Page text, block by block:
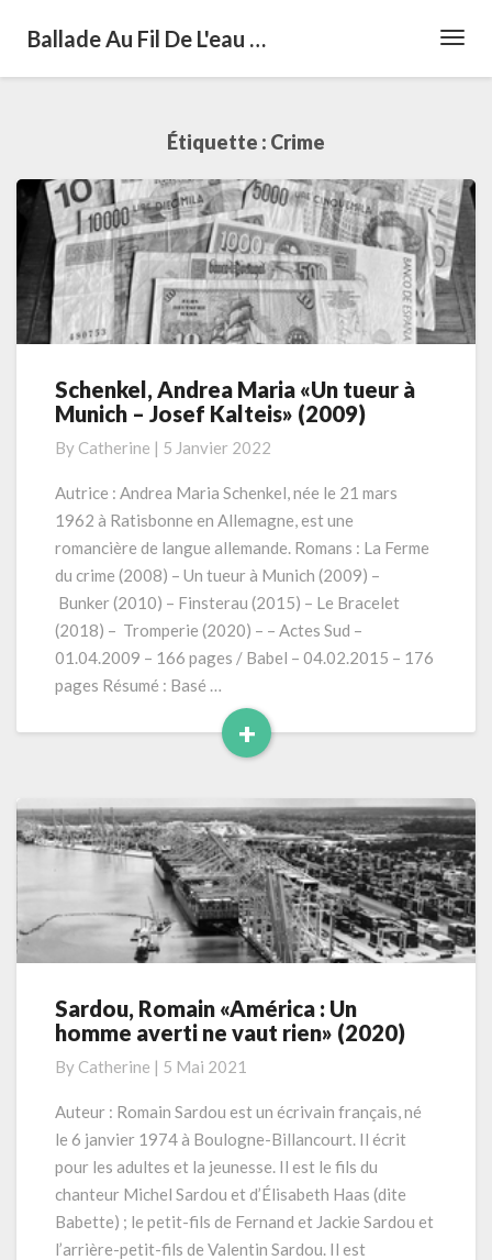
Ballade Au Fil De L'eau …
Étiquette : Crime
Schenkel,
Andrea
«Un
tueur
Munich
–
Josef
Kalteis»
(2009)
Schenkel, Andrea Maria «Un tueur à
Munich – Josef Kalteis» (2009)
By Catherine | 5 Janvier 2022
Autrice : Andrea Maria Schenkel, née le 21 mars
1962 à Ratisbonne en Allemagne, est une
romancière de langue allemande. Romans : La Ferme
du crime (2008) – Un tueur à Munich (2009) –
Bunker (2010) – Finsterau (2015) – Le Bracelet
(2018) – Tromperie (2020) – – Actes Sud –
01.04.2009 – 166 pages / Babel – 04.02.2015 – 176
pages Résumé : Basé …
+
Read
Sardou,
Romain
:
Un
averti
ne
vaut
rien»
(2020)
Sardou, Romain «América : Un
homme averti ne vaut rien» (2020)
By Catherine | 5 Mai 2021
Auteur : Romain Sardou est un écrivain français, né
le 6 janvier 1974 à Boulogne-Billancourt. Il écrit
pour les adultes et la jeunesse. Il est le fils du
chanteur Michel Sardou et d’Élisabeth Haas (dite
Babette) ; le petit-fils de Fernand et Jackie Sardou et
l’arrière-petit-fils de Valentin Sardou. Il est